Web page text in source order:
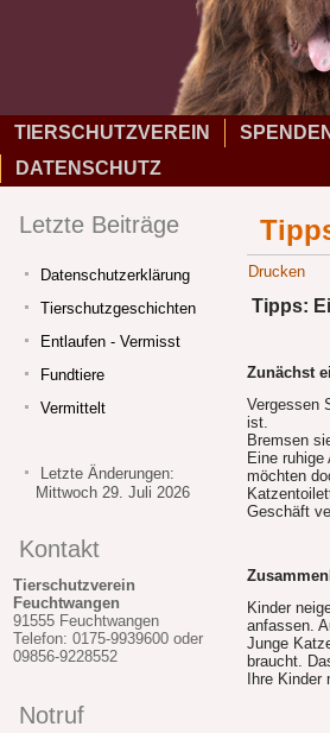
TIERSCHUTZVEREIN SPENDEN
DATENSCHUTZ
Letzte Beiträge
Datenschutzerklärung
Tierschutzgeschichten
Entlaufen - Vermisst
Fundtiere
Vermittelt
Letzte Änderungen:
Mittwoch 29. Juli 2026
Kontakt
Tierschutzverein
Feuchtwangen
91555 Feuchtwangen
Telefon: 0175-9939600 oder
09856-9228552
Notruf
Drucken
Tipps:
Zunächst
Vergessen
ist.
Bremsen
Eine
möchten
Geschäft
Kinder
anfassen.
Junge
braucht.
Ihre